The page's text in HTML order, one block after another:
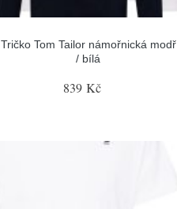
Tričko Tom Tailor námořnická modř
/ bílá
839 Kč